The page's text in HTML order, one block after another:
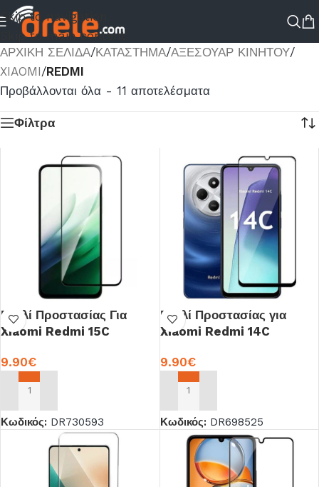
Skip to navigation
Skip to main content
ΑΡΧΙΚΉ ΣΕΛΊΔΑ/ΚΑΤΆΣΤΗΜΑ/ΑΞΕΣΟΥΑΡ ΚΙΝΗΤΟΥ/
XIAOMI/REDMI
Προβάλλονται όλα - 11 αποτελέσματα
Φίλτρα
Γυαλί Προστασίας Για
Xiaomi Redmi 15C
9.90€
ΠΡΟΣΘΉΚΗ ΣΤΟ ΚΑΛΆΘΙ
Κωδικός: DR730593
Γυαλί Προστασίας για
Xiaomi Redmi 14C
9.90€
ΠΡΟΣΘΉΚΗ ΣΤΟ ΚΑΛΆΘΙ
Κωδικός: DR698525